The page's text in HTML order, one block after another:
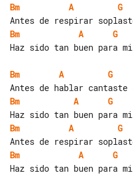
Bm
A
G
Bm
A
G
Haz sido tan buen para mi
Bm A
G
Bm
A
G
Bm
A
G
Bm
A
G
Haz sido tan buen para mi